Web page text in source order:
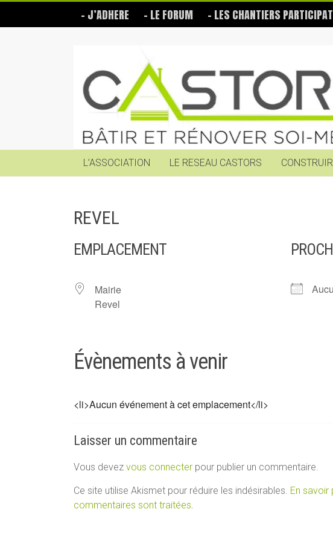
content
– J’ADHERE – LE FORUM – LES CHANTIERS
Castors
Bâtir
soi-
même
L’ASSOCIATION
LE RESEAU CASTORS
REVEL
EMPLACEMENT
Mairie
Revel
Évènements à venir
<li>Aucun événement à cet emplacement</li>
Laisser un commentaire
Vous devez vous connecter pour publier un commentaire.
Ce site utilise Akismet pour réduire les indésirables. En savoir
commentaires sont traitées